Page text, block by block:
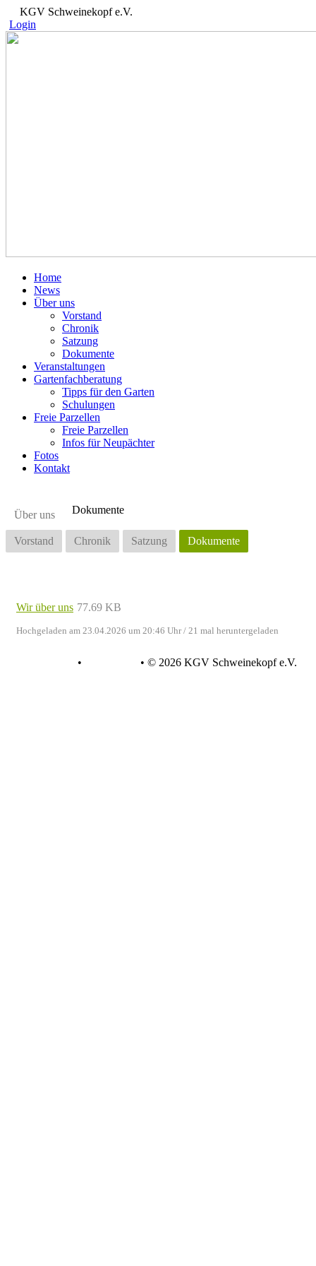
KGV Schweinekopf e.V.
Login
Home
News
Über uns
Vorstand
Chronik
Satzung
Dokumente
Veranstaltungen
Gartenfachberatung
Tipps für den Garten
Schulungen
Freie Parzellen
Freie Parzellen
Infos für Neupächter
Fotos
Kontakt
Über uns
Vorstand Chronik Satzung Dokumente
Dokumente
Wir über uns 77.69 KB
Hochgeladen am 23.04.2026 um 20:46 Uhr/ 21 mal heruntergeladen
• • © 2026 KGV Schweinekopf e.V.